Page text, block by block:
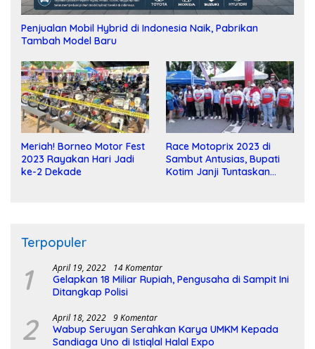
Penjualan Mobil Hybrid di Indonesia Naik, Pabrikan
Tambah Model Baru
Meriah! Borneo Motor Fest
2023 Rayakan Hari Jadi
ke-2 Dekade
Race Motoprix 2023 di
Sambut Antusias, Bupati
Kotim Janji Tuntaskan
Terpopuler
1 April 19, 2022 14 Komentar
Gelapkan 18 Miliar Rupiah, Pengusaha di Sampit Ini
Ditangkap Polisi
2 April 18, 2022 9 Komentar
Wabup Seruyan Serahkan Karya UMKM Kepada
Sandiaga Uno di Istiqlal Halal Expo